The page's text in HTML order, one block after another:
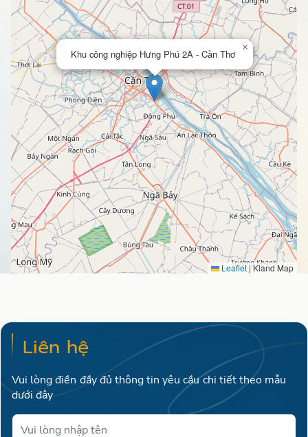
Khu công nghiệp Hưng Phú 2A - Cần Thơ
×
Leaflet |Kland Map
Liên hệ
Vui lòng điền đầy đủ thông tin yêu cầu chi tiết theo mẫu
dưới đây